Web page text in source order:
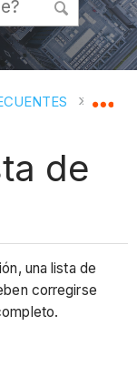
global
de
una lista de
corregirse